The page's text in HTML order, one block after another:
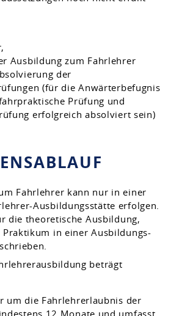
Ausbildung zum Fahrlehrer
der
(für die Anwärterbefugnis
Prüfung und
erfolgreich absolviert sein)
Fahrlehrer kann nur in einer
Ausbildungsstätte erfolgen.
die theoretische Ausbildung,
in einer Ausbildungs-
beträgt
um die Fahrlehrerlaubnis der
12 Monate und umfasst